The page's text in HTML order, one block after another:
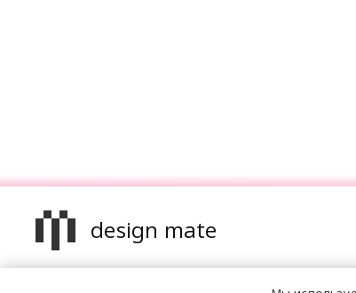
design mate
Design Mate - независимое интернет издание о